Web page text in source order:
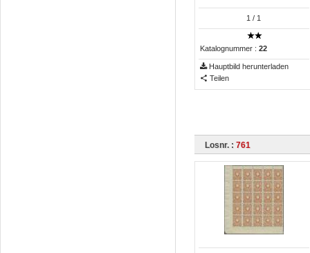
1 / 1
Katalognummer : 22
Hauptbild herunterladen
Teilen
Losnr. : 761